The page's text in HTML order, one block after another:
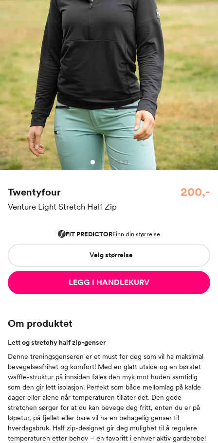
Twentyfour
Venture Light Stretch Half Zip
200,-
Velg størrelse
LEGG I HANDLEKURV
Om produktet
Lett og stretchy half zip-genser
Denne treningsgenseren er et must for deg som vil ha maksimal
bevegelsesfrihet og komfort! Med en glatt utside og en børstet
waffle-struktur på innsiden føles den myk mot huden samtidig
som den gir lett isolasjon. Perfekt som både mellomlag på kalde
dager eller alene når temperaturen tillater det. Den gode
stretchen sørger for at du kan bevege deg fritt, enten du er på
løpetur, på fjellet eller bare vil ha en behagelig genser til
hverdagsbruk. Half zip-designet gir deg mulighet til å regulere
temperaturen etter behov – en favoritt i enhver aktiv garderobe!